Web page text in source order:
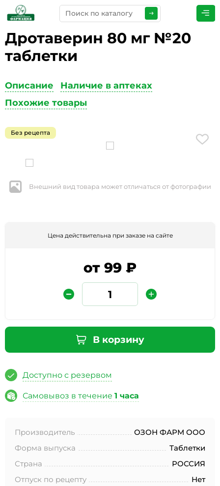
Дротаверин 80 мг №20
таблетки
Описание
Наличие в аптеках
Похожие товары
Без рецепта
Внешний вид товара может отличаться от фотографии
Цена действительна при заказе на сайте
от 99 ₽
В корзину
Доступно с резервом
Самовывоз в течение 1 часа
Производитель
ОЗОН ФАРМ ООО
Форма выпуска
Таблетки
Страна
РОССИЯ
Отпуск по рецепту
Нет
ПРЕДСТАВЬТЕСЬ*
ТЕЛЕФОН*
ЭЛЕКТРОННАЯ ПОЧТА
КОММЕНТАРИИ*
Защита от автоматических сообщений
соответствии с Федеральным законом от 27.07.2006 года
целей, определенных в Согласии на обработку